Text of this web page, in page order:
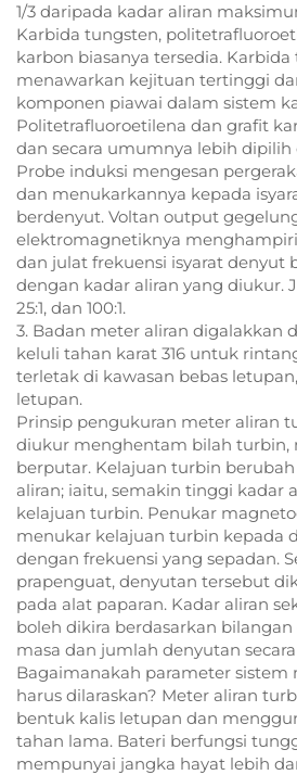
1/3 daripada kadar aliran
Karbida tungsten,
karbon biasanya tersedia.
menawarkan kejituan tertinggi
komponen piawai dalam sistem
Politetrafluoroetilena dan grafit
dan secara umumnya lebih dipilih
Probe induksi mengesan
dan menukarkannya kepada
berdenyut. Voltan output
elektromagnetiknya
dan julat frekuensi isyarat denyut
dengan kadar aliran yang diukur.
25:1, dan 100:1.
3. Badan meter aliran digalakkan
keluli tahan karat 316 untuk
terletak di kawasan bebas
letupan.
Prinsip pengukuran meter aliran
diukur menghentam bilah turbin,
berputar. Kelajuan turbin
aliran; iaitu, semakin tinggi kadar
kelajuan turbin. Penukar
menukar kelajuan turbin kepada
dengan frekuensi yang sepadan.
prapenguat, denyutan tersebut
pada alat paparan. Kadar aliran
boleh dikira berdasarkan
masa dan jumlah denyutan
Bagaimanakah parameter
harus dilaraskan? Meter aliran
bentuk kalis letupan dan
tahan lama. Bateri berfungsi
mempunyai jangka hayat lebih